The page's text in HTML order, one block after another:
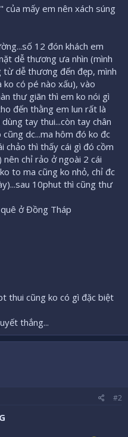
mấy em nên xách súng
12 đón khách em
dễ thương ưa nhìn (mình
từ dễ thương đến đẹp, mình
ko có pé nào xấu), vào
thư giãn thì em ko nói gì
đến thằng em lun rất là
tay thui...còn tay chân
dc...ma hôm đó ko đc
chảo thì thấy cái gì đó cồm
nên chỉ rảo ở ngoài 2 cái
to ma cũng ko nhỏ, chỉ đc
10phut thì cũng thư
ở Đồng Tháp
thui cũng ko có gì đặc biệt
thắng...
#2